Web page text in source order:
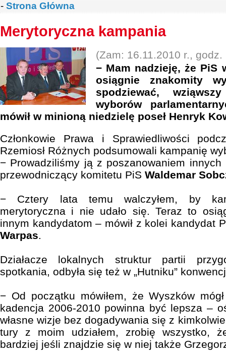
- Strona Główna
Merytoryczna kampania
(Zam: 16.11.2010 r., godz.
− Mam nadzieję, że PiS
osiągnie znakomity
spodziewać,
wyborów
mówił w minioną niedzielę poseł Henryk
Członkowie Prawa i Sprawiedliwości
Rzemiosł Różnych podsumowali kampanię
− Prowadziliśmy ją z poszanowaniem innych
przewodniczący komitetu PiS Waldemar
− Cztery lata temu walczyłem, by
merytoryczna i nie udało się. Teraz to
innym kandydatom – mówił z kolei kandydat
Warpas.
Działacze lokalnych struktur partii
spotkania, odbyła się też w „Hutniku”
− Od początku mówiłem, że Wyszków
kadencja 2006-2010 powinna być lepsza –
własne wizje bez dogadywania się z
tury z moim udziałem, zrobię wszystko,
bardziej jeśli znajdzie się w niej także